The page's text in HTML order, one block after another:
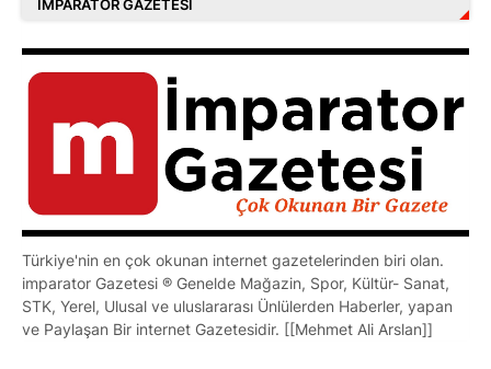
İMPARATOR GAZETESI
Türkiye'nin en çok okunan internet gazetelerinden biri olan.
imparator Gazetesi ® Genelde Mağazin, Spor, Kültür- Sanat,
STK, Yerel, Ulusal ve uluslararası Ünlülerden Haberler, yapan
ve Paylaşan Bir internet Gazetesidir. [[Mehmet Ali Arslan]]